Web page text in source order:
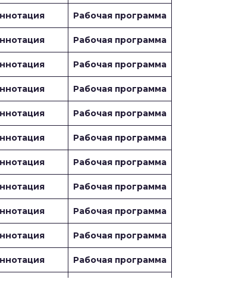
Рабочая программа
Рабочая программа
Рабочая программа
Рабочая программа
Рабочая программа
Рабочая программа
Рабочая программа
Рабочая программа
Рабочая программа
Рабочая программа
Рабочая программа